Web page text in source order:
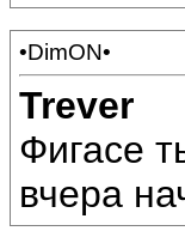
•DimON•
Trever
Фигасе
вчера